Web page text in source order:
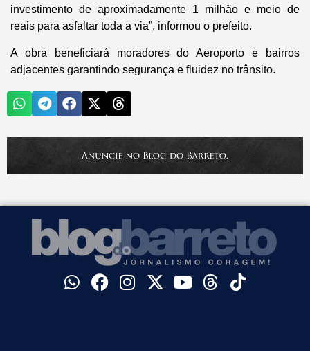
investimento de aproximadamente 1 milhão e meio de
reais para asfaltar toda a via”, informou o prefeito.
A obra beneficiará moradores do Aeroporto e bairros
adjacentes garantindo segurança e fluidez no trânsito.